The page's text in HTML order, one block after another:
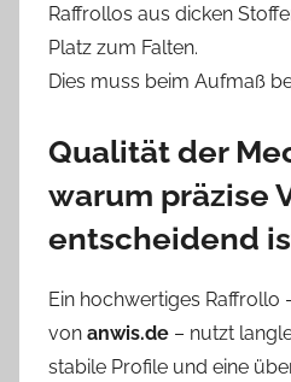
Raffrollos aus dicken
Platz zum Falten.
Dies muss beim Aufmaß
Qualität der
warum präzise
entscheidend
Ein hochwertiges Raffrollo
von anwis.de – nutzt
stabile Profile und eine